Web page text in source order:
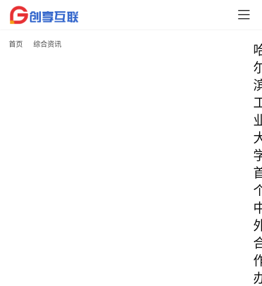
首页 综合资讯